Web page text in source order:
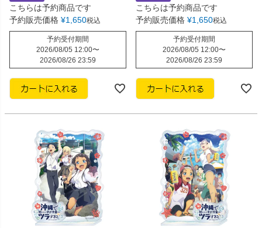
こちらは予約商品です
予約販売価格 ¥1,650税込
予約受付期間
2026/08/05 12:00〜
2026/08/26 23:59
こちらは予約商品です
予約販売価格 ¥1,650税込
予約受付期間
2026/08/05 12:00〜
2026/08/26 23:59